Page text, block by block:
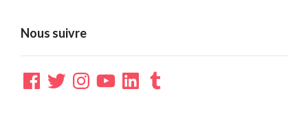
Nous suivre
Facebook
TwitterInstagramYouTubeLinkedInTumblr